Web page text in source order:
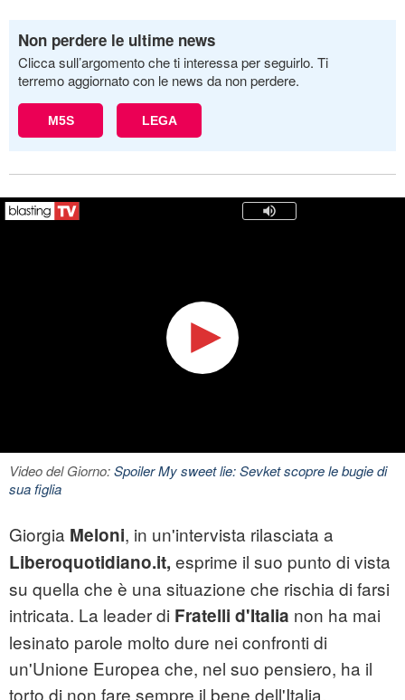
Non perdere le ultime news
Clicca sull’argomento che ti interessa per seguirlo. Ti
terremo aggiornato con le news da non perdere.
M5S LEGA
Video del Giorno:Spoiler My sweet lie: Sevket scopre le bugie di
sua figlia
Giorgia Meloni, in un'intervista rilasciata a
Liberoquotidiano.it, esprime il suo punto di vista
su quella che è una situazione che rischia di farsi
intricata. La leader di Fratelli d'Italia non ha mai
lesinato parole molto dure nei confronti di
un'Unione Europea che, nel suo pensiero, ha il
torto di non fare sempre il bene dell'Italia.